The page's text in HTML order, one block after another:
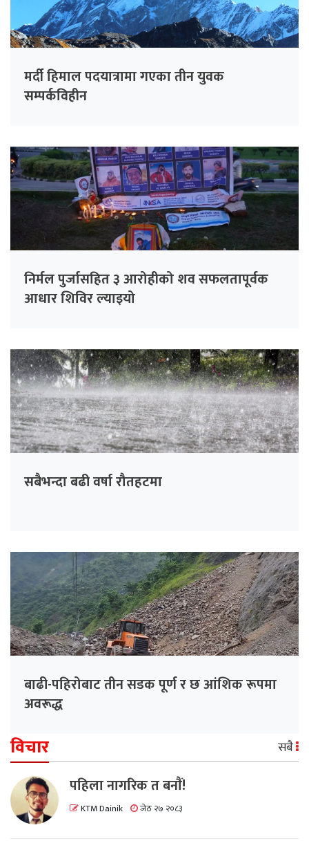
मर्दी हिमाल पदयात्रामा गएका तीन युवक
सम्पर्कविहीन
निर्मल पुर्जासहित ३ आरोहीको शव सफलतापूर्वक
आधार शिविर ल्याइयो
सबैभन्दा बढी वर्षा रौतहटमा
बाढी-पहिरोबाट तीन सडक पूर्ण र छ आंशिक रूपमा
अवरूद्ध
विचार सबै
पहिला नागरिक त बनाैं!
KTM Dainik जेठ २७ २०८३